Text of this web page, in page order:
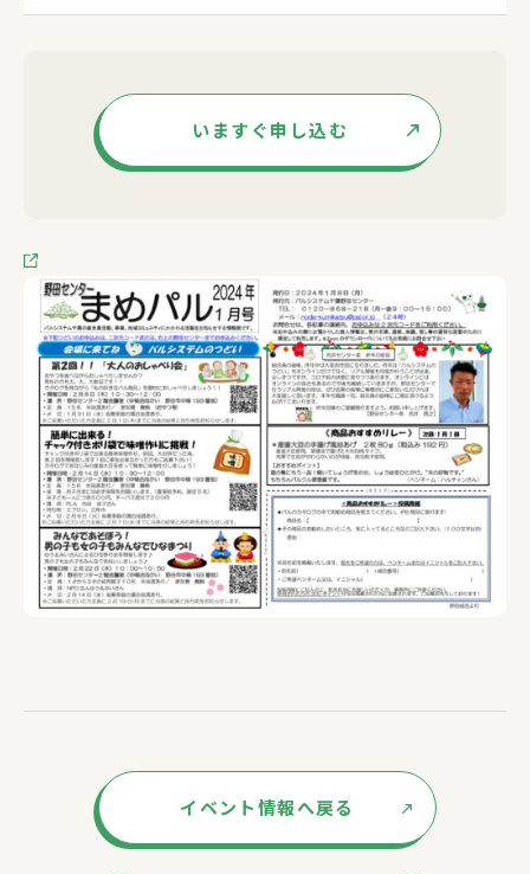
いますぐ申し込む
イベント情報へ戻る